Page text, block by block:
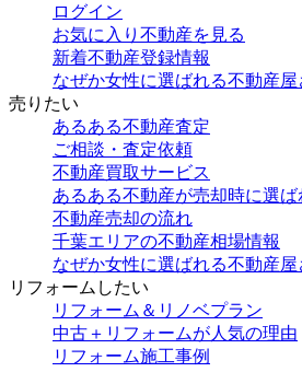
ログイン
お気に入り不動産を見る
新着不動産登録情報
なぜか女性に選ばれる不動産屋
売りたい
あるある不動産査定
ご相談・査定依頼
不動産買取サービス
あるある不動産が売却時に選
不動産売却の流れ
千葉エリアの不動産相場情報
なぜか女性に選ばれる不動産屋
リフォームしたい
リフォーム＆リノベプラン
中古＋リフォームが人気の理由
リフォーム施工事例